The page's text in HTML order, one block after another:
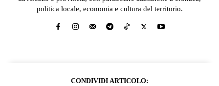
politica locale, economia e cultura del territorio.
CONDIVIDI ARTICOLO: